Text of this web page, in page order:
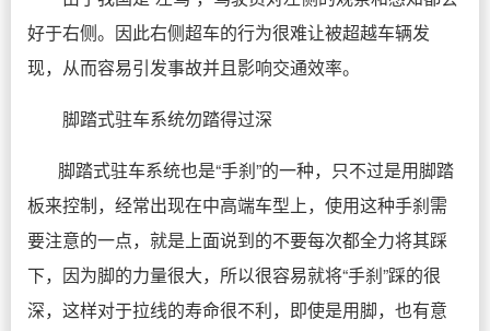
好于右侧。因此右侧超车的行为很难让被超越车辆发
现，从而容易引发事故并且影响交通效率。
脚踏式驻车系统勿踏得过深
脚踏式驻车系统也是“手刹”的一种，只不过是用脚踏
板来控制，经常出现在中高端车型上，使用这种手刹需
要注意的一点，就是上面说到的不要每次都全力将其踩
下，因为脚的力量很大，所以很容易就将“手刹”踩的很
深，这样对于拉线的寿命很不利，即使是用脚，也有意